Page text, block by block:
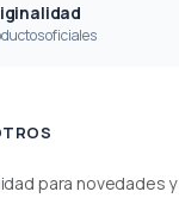
oficiales
para novedades y